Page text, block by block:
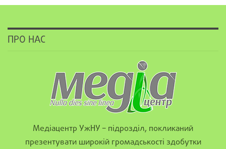
ПРО НАС
Медіацентр УжНУ – підрозділ, покликаний
презентувати широкій громадськості здобутки